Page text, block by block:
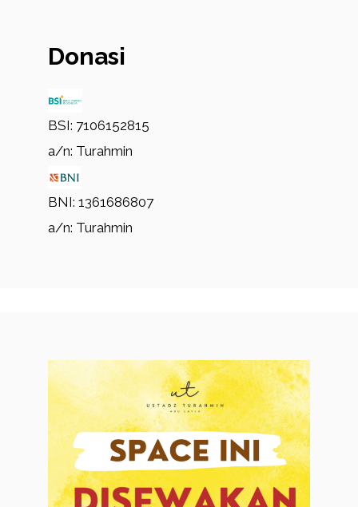
Donasi
BSI: 7106152815
a/n: Turahmin
BNI: 1361686807
a/n: Turahmin